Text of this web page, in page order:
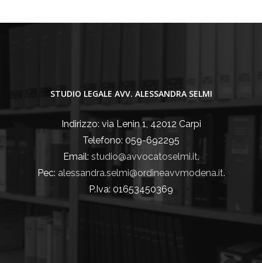
STUDIO LEGALE AVV. ALESSANDRA SELMI
Indirizzo: via Lenin 1, 42012 Carpi
Telefono: 059-692295
Email: studio@avvocatoselmi.it.
Pec: alessandra.selmi@ordineavvmodena.it.
P.Iva: 01653450369